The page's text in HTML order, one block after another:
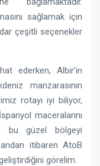
sağlamak için
çeşitli seçenekler
ederken, Albir’in
manzarasının
rotayı iyi biliyor,
maceralarını
bu güzel bölgeyi
itibaren AtoB
görelim.